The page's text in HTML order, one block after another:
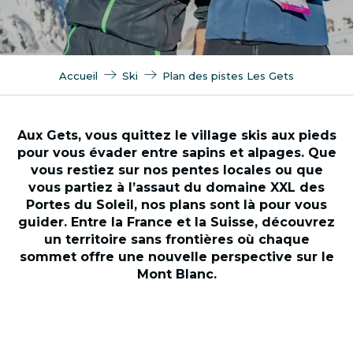
Accueil Ski Plan des pistes Les Gets
Aux Gets, vous quittez le village skis aux pieds
pour vous évader entre sapins et alpages. Que
vous restiez sur nos pentes locales ou que
vous partiez à l’assaut du domaine XXL des
Portes du Soleil, nos plans sont là pour vous
guider. Entre la France et la Suisse, découvrez
un territoire sans frontières où chaque
sommet offre une nouvelle perspective sur le
Mont Blanc.